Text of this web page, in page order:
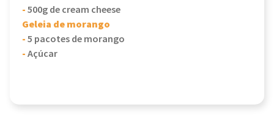
-500g de cream cheese
Geleia de morango
-5 pacotes de morango
-Açúcar